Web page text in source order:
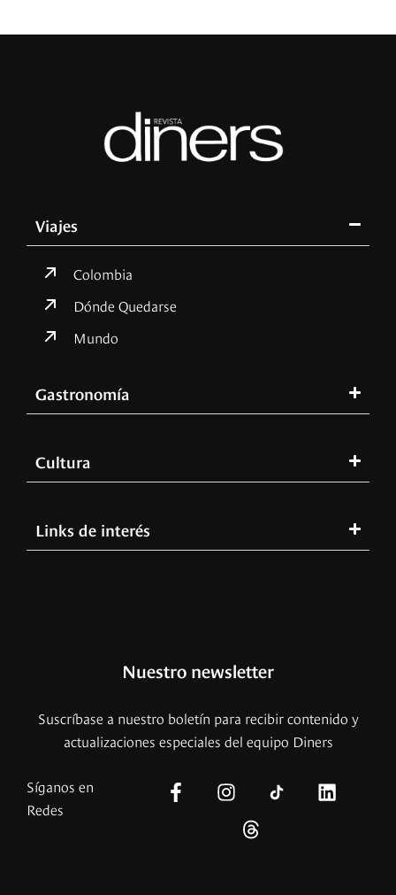
Viajes
Colombia
Dónde Quedarse
Mundo
Gastronomía
Cultura
Links de interés
Nuestro newsletter
Suscríbase a nuestro boletín para recibir contenido y
actualizaciones especiales del equipo Diners
Síganos en
Redes